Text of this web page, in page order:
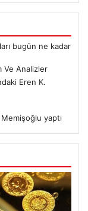
bugün ne kadar
Ve Analizler
Eren K.
yaptı